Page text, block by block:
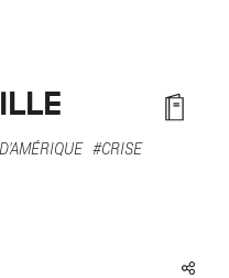
#CRISE